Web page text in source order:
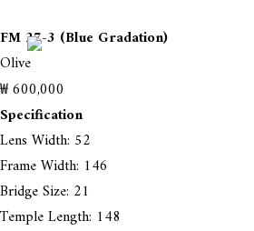
FM 27-3 (Blue Gradation)
Olive
₩ 600,000
Specification
Lens Width: 52
Frame Width: 146
Bridge Size: 21
Temple Length: 148